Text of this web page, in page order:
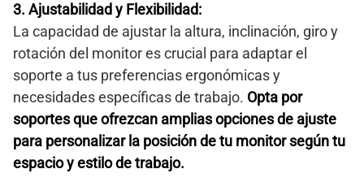
3. Ajustabilidad y Flexibilidad:
La capacidad de ajustar la altura, inclinación, giro y
rotación del monitor es crucial para adaptar el
soporte a tus preferencias ergonómicas y
necesidades específicas de trabajo. Opta por
soportes que ofrezcan amplias opciones de ajuste
para personalizar la posición de tu monitor según tu
espacio y estilo de trabajo.